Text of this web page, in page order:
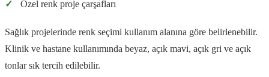
✓
Özel renk proje çarşafları
Sağlık projelerinde renk seçimi kullanım alanına göre belirlenebilir.
Klinik ve hastane kullanımında beyaz, açık mavi, açık gri ve açık
tonlar sık tercih edilebilir.